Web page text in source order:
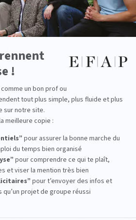
à l'EFAP, une
fait la différence
EFAP, vous optez pour une
professionnalisante et
sans passer par la
dans le domaine de la
et du marketing qui vous
donner un véritable élan à
dès maintenant